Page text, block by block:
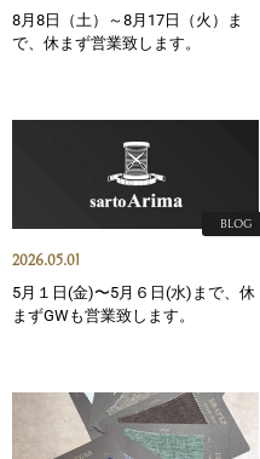
8月8日（土）～8月17日（火）ま
で、休まず営業致します。
2026.05.01
BLOG
5月１日(金)〜5月６日(水)まで、休
まずGWも営業致します。